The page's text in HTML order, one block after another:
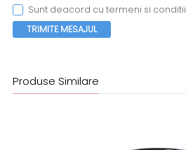
Sunt deacord cu termeni si conditii
TRIMITE MESAJUL
Produse Similare